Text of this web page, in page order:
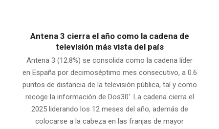
Antena 3 cierra el año como la cadena de
televisión más vista del país
Antena 3 (12.8%) se consolida como la cadena líder
en España por decimoséptimo mes consecutivo, a 0.6
puntos de distancia de la televisión pública, tal y como
recoge la información de Dos30‘. La cadena cierra el
2025 liderando los 12 meses del año, además de
colocarse a la cabeza en las franjas de mayor